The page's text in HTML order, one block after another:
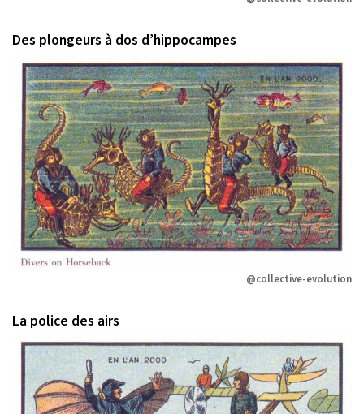
Des plongeurs à dos d’hippocampes
@collective-evolution
La police des airs